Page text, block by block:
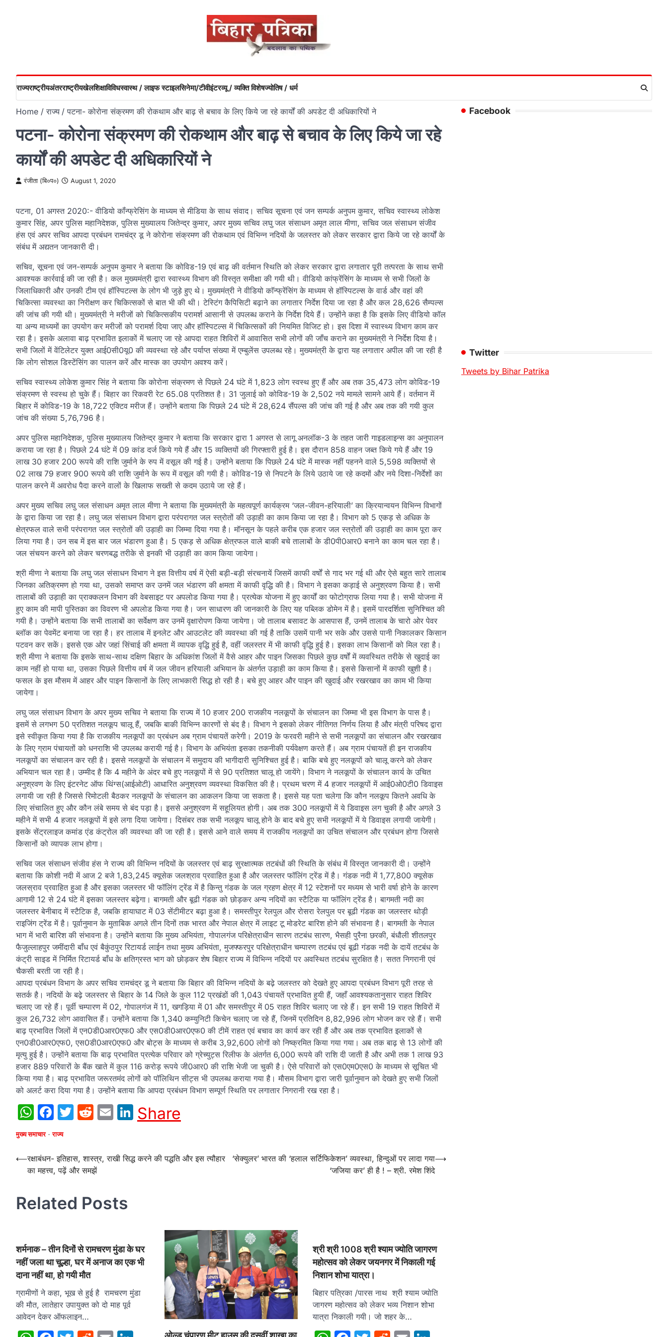
राज्यराष्ट्रीयअंतरराष्ट्रीयखेलशिक्षाविविधस्वास्थ / लाइफ स्टाइलसिनेमा/टीवीइंटरव्यू / व्यक्ति विशेषज्योतिष / धर्म
Home राज्य पटना- कोरोना संक्रमण की रोकथाम और बाढ़ से बचाव के लिए किये जा रहे कार्यों की अपडेट दी अधिकारियों ने
पटना- कोरोना संक्रमण की रोकथाम और बाढ़ से बचाव के लिए किये जा रहे
कार्यों की अपडेट दी अधिकारियों ने
रंजीता (बि०प०) August 1, 2020
पटना, 01 अगस्त 2020:- वीडियो कॉंन्फ्रेसिंग के माध्यम से मीडिया के साथ संवाद। सचिव सूचना एवं जन सम्पर्क अनुपम कुमार, सचिव स्वास्थ्य लोकेश
कुमार सिंह, अपर पुलिस महानिदेशक, पुलिस मुख्यालय जितेन्द्र कुमार, अपर मुख्य सचिव लघु जल संसाधन अमृत लाल मीणा, सचिव जल संसाधन संजीव
हंस एवं अपर सचिव आपदा प्रबंधन रामचंद्र डू ने कोरोना संक्रमण की रोकथाम एवं विभिन्न नदियों के जलस्तर को लेकर सरकार द्वारा किये जा रहे कार्यों के
संबंध में अद्यतन जानकारी दी।
सचिव, सूचना एवं जन-सम्पर्क अनुपम कुमार ने बताया कि कोविड-19 एवं बाढ़ की वर्तमान स्थिति को लेकर सरकार द्वारा लगातार पूरी तत्परता के साथ सभी
आवश्यक कार्रवाई की जा रही है। कल मुख्यमंत्री द्वारा स्वास्थ्य विभाग की विस्तृत समीक्षा की गयी थी। वीडियो कांफ्रेंसिंग के माध्यम से सभी जिलों के
जिलाधिकारी और उनकी टीम एवं हॉस्पिटल्स के लोग भी जुड़े हुए थे। मुख्यमंत्री ने वीडियो काॅन्फ्रेंसिंग के माध्यम से हॉस्पिटल्स के वार्ड और वहां की
चिकित्सा व्यवस्था का निरीक्षण कर चिकित्सकों से बात भी की थी। टेस्टिंग कैपिसिटी बढ़ाने का लगातार निर्देश दिया जा रहा है और कल 28,626 सैम्पल्स
की जांच की गयी थी। मुख्यमंत्री ने मरीजों को चिकित्सकीय परामर्श आसानी से उपलब्ध कराने के निर्देश दिये हैं। उन्होंने कहा है कि इसके लिए वीडियो कॉल
या अन्य माध्यमों का उपयोग कर मरीजों को परामर्श दिया जाए और हॉस्पिटल्स में चिकित्सकों की नियमित विजिट हो। इस दिशा में स्वास्थ्य विभाग काम कर
रहा है। इसके अलावा बाढ़ प्रभावित इलाकों में चलाए जा रहे आपदा राहत शिविरों में आवासित सभी लोगों की जाँच कराने का मुख्यमंत्री ने निर्देश दिया है।
सभी जिलों में वेंटिलेटर युक्त आई0सी0यू0 की व्यवस्था रहे और पर्याप्त संख्या में एम्बुलेंस उपलब्ध रहे। मुख्यमंत्री के द्वारा यह लगातार अपील की जा रही है
कि लोग सोशल डिस्टेंसिंग का पालन करें और मास्क का उपयोग अवश्य करें।
सचिव स्वास्थ्य लोकेश कुमार सिंह ने बताया कि कोरोना संक्रमण से पिछले 24 घंटे में 1,823 लोग स्वस्थ हुए हैं और अब तक 35,473 लोग कोविड-19
संक्रमण से स्वस्थ हो चुके हैं। बिहार का रिकवरी रेट 65.08 प्रतिशत है। 31 जुलाई को कोविड-19 के 2,502 नये मामले सामने आये हैं। वर्तमान में
बिहार में कोविड-19 के 18,722 एक्टिव मरीज हैं। उन्होंने बताया कि पिछले 24 घंटे में 28,624 सैंपल्स की जांच की गई है और अब तक की गयी कुल
जांच की संख्या 5,76,796 है।
अपर पुलिस महानिदेशक, पुलिस मुख्यालय जितेन्द्र कुमार ने बताया कि सरकार द्वारा 1 अगस्त से लागू अनलॉक-3 के तहत जारी गाइडलाइन्स का अनुपालन
कराया जा रहा है। पिछले 24 घंटे में 09 कांड दर्ज किये गये हैं और 15 व्यक्तियों की गिरफ्तारी हुई है। इस दौरान 858 वाहन जब्त किये गये हैं और 19
लाख 30 हजार 200 रूपये की राशि जुर्माने के रुप में वसूल की गई है। उन्होंने बताया कि पिछले 24 घंटे में मास्क नहीं पहनने वाले 5,598 व्यक्तियों से
02 लाख 79 हजार 900 रूपये की राशि जुर्माने के रूप में वसूल की गयी है। कोविड-19 से निपटने के लिये उठाये जा रहे कदमों और नये दिशा-निर्देशों का
पालन करने में अवरोध पैदा करने वालों के खिलाफ सख्ती से कदम उठाये जा रहे हैं।
अपर मुख्य सचिव लघु जल संसाधन अमृत लाल मीणा ने बताया कि मुख्यमंत्री के महत्वपूर्ण कार्यक्रम ‘जल-जीवन-हरियाली’ का क्रियान्वयन विभिन्न विभागों
के द्वारा किया जा रहा है। लघु जल संसाधन विभाग द्वारा परंपरागत जल स्त्रोतों की उड़ाही का काम किया जा रहा है। विभाग को 5 एकड़ से अधिक के
क्षेत्रफल वाले सभी परंपरागत जल स्त्रोतों की उड़ाही का जिम्मा दिया गया है। मॉनसून के पहले करीब एक हजार जल स्त्रोतों की उड़ाही का काम पूरा कर
लिया गया है। उन सब में इस बार जल भंडारण हुआ है। 5 एकड़ से अधिक क्षेत्रफल वाले बाकी बचे तालाबों के डी0पी0आर0 बनाने का काम चल रहा है।
जल संचयन करने को लेकर चरणबद्ध तरीके से इनकी भी उड़ाही का काम किया जायेगा।
श्री मीणा ने बताया कि लघु जल संसाधन विभाग ने इस वित्तीय वर्ष में ऐसी बड़ी-बड़ी संरचनायें जिसमें काफी वर्षों से गाद भर गई थी और ऐसे बहुत सारे तालाब
जिनका अतिक्रमण हो गया था, उसको समाप्त कर उनमें जल भंडारण की क्षमता में काफी वृद्धि की है। विभाग ने इसका कड़ाई से अनुश्रवण किया है। सभी
तालाबों की उड़ाही का प्राक्कलन विभाग की वेबसाइट पर अपलोड किया गया है। प्रत्येक योजना में हुए कार्यों का फोटोग्राफ लिया गया है। सभी योजना में
हुए काम की मापी पुस्तिका का विवरण भी अपलोड किया गया है। जन साधारण की जानकारी के लिए यह पब्लिक डोमेन में है। इसमें पारदर्शिता सुनिश्चित की
गयी है। उन्होंने बताया कि सभी तालाबों का सर्वेक्षण कर उनमें वृक्षारोपण किया जायेगा। जो तालाब बसावट के आसपास हैं, उनमें तालाब के चारो ओर पेवर
ब्लॉक का पेवमेंट बनाया जा रहा है। हर तालाब में इनलेट और आउटलेट की व्यवस्था की गई है ताकि उसमें पानी भर सके और उससे पानी निकालकर किसान
पटवन कर सकें। इससे एक ओर जहां सिंचाई की क्षमता में व्यापक वृद्धि हुई है, वहीं जलस्तर में भी काफी वृद्धि हुई है। इसका लाभ किसानों को मिल रहा है।
श्री मीणा ने बताया कि इसके साथ-साथ दक्षिण बिहार के अधिकांश जिलों में वैसे आहर और पाइन जिसका पिछले कुछ वर्षों में व्यवस्थित तरीके से खुदाई का
काम नहीं हो पाया था, उसका पिछले वित्तीय वर्ष में जल जीवन हरियाली अभियान के अंतर्गत उड़ाही का काम किया है। इससे किसानों में काफी खुशी है।
फसल के इस मौसम में आहर और पाइन किसानों के लिए लाभकारी सिद्ध हो रही है। बचे हुए आहर और पाइन की खुदाई और रखरखाव का काम भी किया
जायेगा।
लघु जल संसाधन विभाग के अपर मुख्य सचिव ने बताया कि राज्य में 10 हजार 200 राजकीय नलकूपों के संचालन का जिम्मा भी इस विभाग के पास है।
इसमें से लगभग 50 प्रतिशत नलकूप चालू हैं, जबकि बाकी विभिन्न कारणों से बंद है। विभाग ने इसको लेकर नीतिगत निर्णय लिया है और मंत्री परिषद द्वारा
इसे स्वीकृत किया गया है कि राजकीय नलकूपों का प्रबंधन अब ग्राम पंचायतें करेगी। 2019 के फरवरी महीने से सभी नलकूपों का संचालन और रखरखाव
के लिए ग्राम पंचायतों को धनराशि भी उपलब्ध करायी गई है। विभाग के अभियंता इसका तकनीकी पर्यवेक्षण करते हैं। अब ग्राम पंचायतें ही इन राजकीय
नलकूपों का संचालन कर रही है। इससे नलकूपों के संचालन में समुदाय की भागीदारी सुनिश्चित हुई है। बाकि बचे हुए नलकूपों को चालू करने को लेकर
अभियान चल रहा है। उम्मीद है कि 4 महीने के अंदर बचे हुए नलकूपों में से 90 प्रतिशत चालू हो जायेंगे। विभाग ने नलकूपों के संचालन कार्य के उचित
अनुश्रवण के लिए इंटरनेट ऑफ थिंग्स(आईओटी) आधारित अनुश्रवण व्यवस्था विकसित की है। प्रथम चरण में 4 हजार नलकूपों में आई0ओ0टी0 डिवाइस
लगायी जा रही है जिससे रिमोटली बैठकर नलकूपों के संचालन का आकलन किया जा सकता है। इससे यह पता चलेगा कि कौन नलकूप कितने अवधि के
लिए संचालित हुए और कौन लंबे समय से बंद पड़ा है। इससे अनुश्रवण में सहूलियत होगी। अब तक 300 नलकूपों में ये डिवाइस लग चुकी है और अगले 3
महीने में सभी 4 हजार नलकूपों में इसे लगा दिया जायेगा। दिसंबर तक सभी नलकूप चालू होने के बाद बचे हुए सभी नलकूपों में ये डिवाइस लगायी जायेगी।
इसके सेंट्रलाइज कमांड एंड कंट्रोल की व्यवस्था की जा रही है। इससे आने वाले समय में राजकीय नलकूपों का उचित संचालन और प्रबंधन होगा जिससे
किसानों को व्यापक लाभ होगा।
सचिव जल संसाधन संजीव हंस ने राज्य की विभिन्न नदियों के जलस्तर एवं बाढ़ सुरक्षात्मक तटबंधों की स्थिति के संबंध में विस्तृत जानकारी दी। उन्होंने
बताया कि कोशी नदी में आज 2 बजे 1,83,245 क्यूसेक जलश्राव प्रवाहित हुआ है और जलस्तर फॉलिंग ट्रेंड में है। गंडक नदी में 1,77,800 क्यूसेक
जलस्राव प्रवाहित हुआ है और इसका जलस्तर भी फॉलिंग ट्रेंड में है किन्तु गंडक के जल ग्रहण क्षेत्र में 12 स्टेशनों पर मध्यम से भारी वर्षा होने के कारण
आगामी 12 से 24 घंटे में इसका जलस्तर बढ़ेगा। बागमती और बूढी गंडक को छोड़कर अन्य नदियों का स्टैटिक या फॉलिंग ट्रेंड है। बागमती नदी का
जलस्तर बेनीबाद में स्टैटिक है, जबकि हायाघाट में 03 सेंटीमीटर बढ़ा हुआ है। समस्तीपुर रेलपुल और रोसरा रेलपुल पर बूढी गंडक का जलस्तर थोड़ी
राइजिंग ट्रेंड में है। पूर्वानुमान के मुताबिक अगले तीन दिनों तक भारत और नेपाल क्षेत्र में लाइट टू मोडरेट बारिश होने की संभावना है। बागमती के नेपाल
भाग में भारी बारिश की संभावना है। उन्होंने बताया कि मुख्य अभियंता, गोपालगंज परिक्षेत्राधीन सारण तटबंध सारण, भैसही पुरैना छरकी, बंधौली शीतलपुर
फैजुल्लाहपुर जमींदारी बाँध एवं बैकुंठपुर रिटायर्ड लाईन तथा मुख्य अभियंता, मुजफ्फरपुर परिक्षेत्राधीन चम्पारण तटबंध एवं बूढी गंडक नदी के दायें तटबंध के
कंट्री साइड में निर्मित रिटायर्ड बाँध के क्षतिग्रस्त भाग को छोड़कर शेष बिहार राज्य में विभिन्न नदियों पर अवस्थित तटबंध सुरक्षित है। सतत निगरानी एवं
चैकसी बरती जा रही है।
आपदा प्रबंधन विभाग के अपर सचिव रामचंद्र डू ने बताया कि बिहार की विभिन्न नदियों के बढ़े जलस्तर को देखते हुए आपदा प्रबंधन विभाग पूरी तरह से
सतर्क है। नदियों के बढ़े जलस्तर से बिहार के 14 जिले के कुल 112 प्रखंडों की 1,043 पंचायतें प्रभावित हुयी हैं, जहाँ आवश्यकतानुसार राहत शिविर
चलाए जा रहे हैं। पूर्वी चम्पारण में 02, गोपालगंज में 11, खगड़िया में 01 और समस्तीपुर में 05 राहत शिविर चलाए जा रहे हैं। इन सभी 19 राहत शिविरों में
कुल 26,732 लोग आवासित हैं। उन्होंने बताया कि 1,340 कम्युनिटी किचेन चलाए जा रहे हैं, जिनमें प्रतिदिन 8,82,996 लोग भोजन कर रहे हैं। सभी
बाढ़ प्रभावित जिलों में एन0डी0आर0एफ0 और एस0डी0आर0एफ0 की टीमें राहत एवं बचाव का कार्य कर रही हैं और अब तक प्रभावित इलाकों से
एन0डी0आर0एफ0, एस0डी0आर0एफ0 और बोट्स के माध्यम से करीब 3,92,600 लोगों को निष्क्रमित किया गया गया। अब तक बाढ़ से 13 लोगों की
मृत्यु हुई है। उन्होंने बताया कि बाढ़ प्रभावित प्रत्येक परिवार को ग्रेच्युट्स रिलीफ के अंतर्गत 6,000 रूपये की राशि दी जाती है और अभी तक 1 लाख 93
हजार 889 परिवारों के बैंक खाते में कुल 116 करोड़ रूपये जी0आर0 की राशि भेजी जा चुकी है। ऐसे परिवारों को एस0एम0एस0 के माध्यम से सूचित भी
किया गया है। बाढ़ प्रभावित जरूरतमंद लोगों को पॉलिथिन सीट्स भी उपलब्ध कराया गया है। मौसम विभाग द्वारा जारी पूर्वानुमान को देखते हुए सभी जिलों
को अलर्ट करा दिया गया है। उन्होंने बताया कि आपदा प्रबंधन विभाग सम्पूर्ण स्थिति पर लगातार निगरानी रख रहा है।
WhatsApp
Facebook
Twitter
Reddit
EmailLinkedIn
Share
मुख्य समाचार राज्य
Post
navigation
⟵रक्षाबंधन- इतिहास, शास्त्र, राखी सिद्ध करने की पद्धति और इस त्यौहार
का महत्त्व, पढ़ें और समझें
‘सेक्युलर’ भारत की ‘हलाल सर्टिफिकेशन’ व्यवस्था, हिन्दुओं पर लादा गया
‘जजिया कर’ ही है ! – श्री. रमेश शिंदे
⟶
Related Posts
शर्मनाक – तीन दिनों से रामचरण मुंडा के घर
नहीं जला था चूल्हा, घर में अनाज का एक भी
दाना नहीं था, हो गयी मौत
ग्रामीणों ने कहा, भूख से हुई है रामचरण मुंडा
की मौत, लातेहार उपायुक्त को दो माह पूर्व
आवेदन देकर ऑफलाइन…
श्री श्री 1008 श्री श्याम ज्योति जागरण
महोत्सव को लेकर जयनगर में निकाली गई
निशान शोभा यात्रा।
बिहार पत्रिका /पारस नाथ श्री श्याम ज्योति
जागरण महोत्सव को लेकर भव्य निशान शोभा
यात्रा निकाली गयी। जो शहर के…
Facebook
Twitter
Tweets by Bihar Patrika